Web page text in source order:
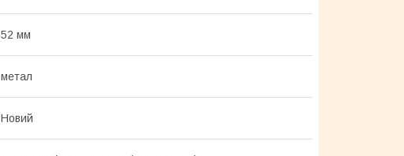
52 мм
метал
Новий